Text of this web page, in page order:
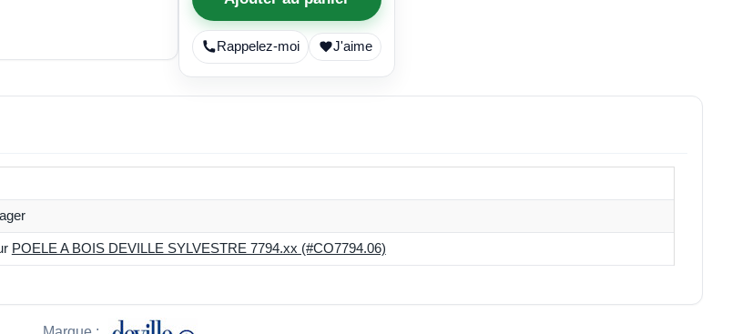
Rappelez-moi J'aime
POELE A BOIS DEVILLE SYLVESTRE 7794.xx (#CO7794.06)